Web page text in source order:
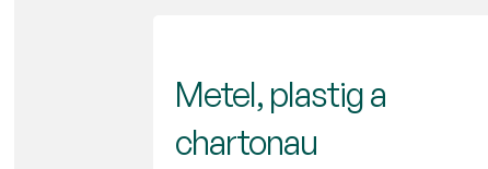
Metel, plastig a
chartonau